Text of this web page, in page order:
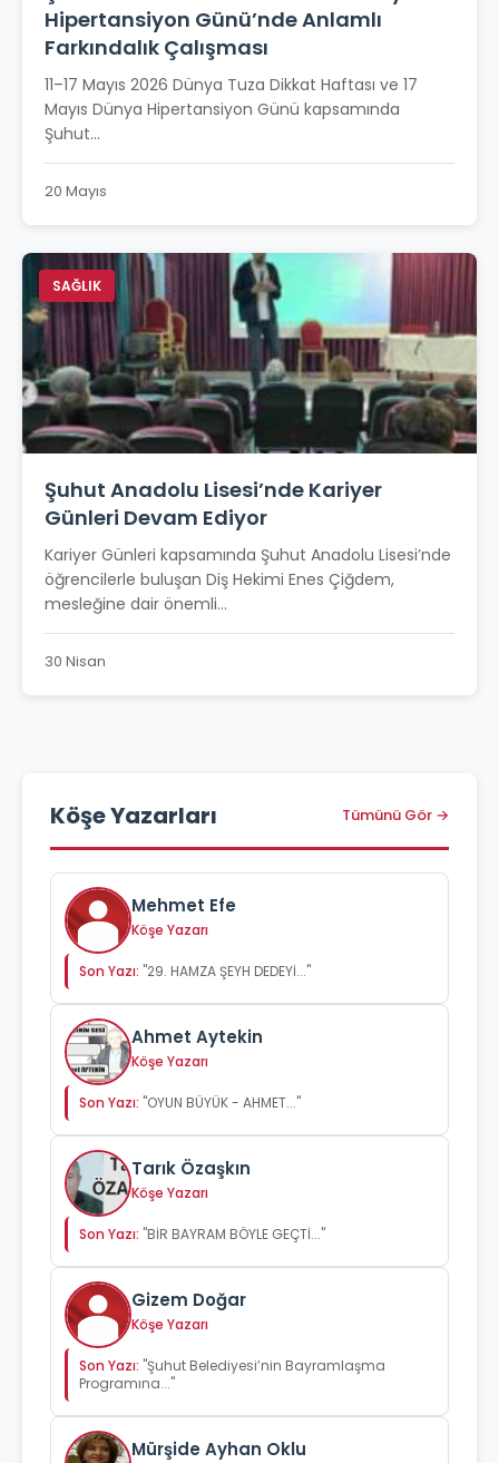
Hipertansiyon Günü’nde Anlamlı
Farkındalık Çalışması
11–17 Mayıs 2026 Dünya Tuza Dikkat Haftası ve 17
Mayıs Dünya Hipertansiyon Günü kapsamında
Şuhut...
20 Mayıs
SAĞLIK
Şuhut Anadolu Lisesi’nde Kariyer
Günleri Devam Ediyor
Kariyer Günleri kapsamında Şuhut Anadolu Lisesi’nde
öğrencilerle buluşan Diş Hekimi Enes Çiğdem,
mesleğine dair önemli...
30 Nisan
Köşe Yazarları Tümünü Gör →
Mehmet Efe
Köşe Yazarı
Son Yazı: "29. HAMZA ŞEYH DEDEYİ..."
Ahmet Aytekin
Köşe Yazarı
Son Yazı: "OYUN BÜYÜK - AHMET..."
Tarık Özaşkın
Köşe Yazarı
Son Yazı: "BİR BAYRAM BÖYLE GEÇTİ..."
Gizem Doğar
Köşe Yazarı
Son Yazı: "Şuhut Belediyesi’nin Bayramlaşma
Programına..."
Mürşide Ayhan Oklu